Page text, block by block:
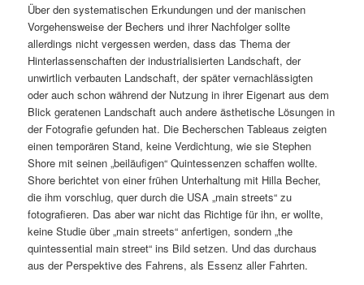
Über den systematischen Erkundungen und der manischen
Vorgehensweise der Bechers und ihrer Nachfolger sollte
allerdings nicht vergessen werden, dass das Thema der
Hinterlassenschaften der industrialisierten Landschaft, der
unwirtlich verbauten Landschaft, der später vernachlässigten
oder auch schon während der Nutzung in ihrer Eigenart aus dem
Blick geratenen Landschaft auch andere ästhetische Lösungen in
der Fotografie gefunden hat. Die Becherschen Tableaus zeigten
einen temporären Stand, keine Verdichtung, wie sie Stephen
Shore mit seinen „beiläufigen“ Quintessenzen schaffen wollte.
Shore berichtet von einer frühen Unterhaltung mit Hilla Becher,
die ihm vorschlug, quer durch die USA „main streets“ zu
fotografieren. Das aber war nicht das Richtige für ihn, er wollte,
keine Studie über „main streets“ anfertigen, sondern „the
quintessential main street“ ins Bild setzen. Und das durchaus
aus der Perspektive des Fahrens, als Essenz aller Fahrten.